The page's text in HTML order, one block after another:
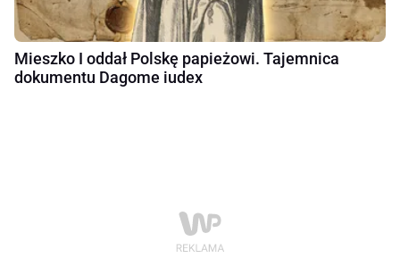
Mieszko I oddał Polskę papieżowi. Tajemnica
dokumentu Dagome iudex